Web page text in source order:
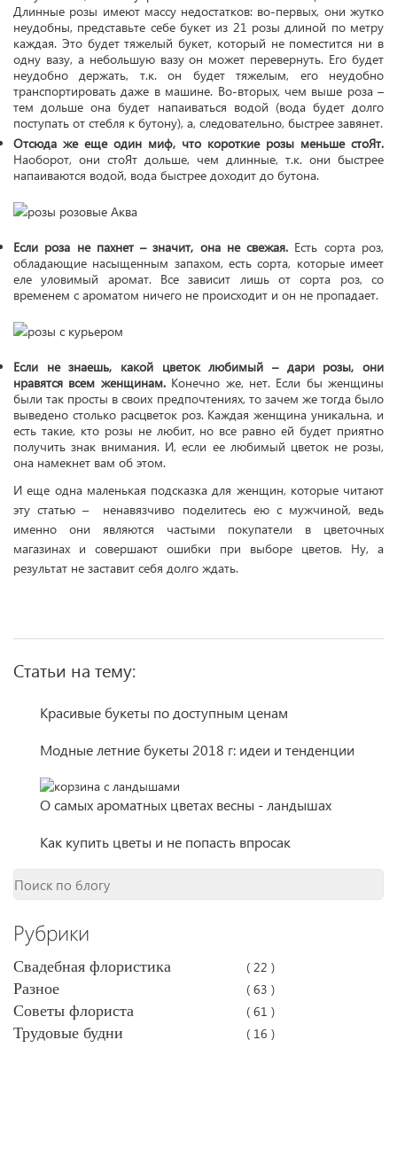
Длинные розы имеют массу недостатков: во-первых, они жутко
неудобны, представьте себе букет из 21 розы длиной по метру
каждая. Это будет тяжелый букет, который не поместится ни в
одну вазу, а небольшую вазу он может перевернуть. Его будет
неудобно держать, т.к. он будет тяжелым, его неудобно
транспортировать даже в машине. Во-вторых, чем выше роза –
тем дольше она будет напаиваться водой (вода будет долго
поступать от стебля к бутону), а, следовательно, быстрее завянет.
Отсюда же еще один миф, что короткие розы меньше стоЯт.
Наоборот, они стоЯт дольше, чем длинные, т.к. они быстрее
напаиваются водой, вода быстрее доходит до бутона.
Если роза не пахнет – значит, она не свежая. Есть сорта роз,
обладающие насыщенным запахом, есть сорта, которые имеет
еле уловимый аромат. Все зависит лишь от сорта роз, со
временем с ароматом ничего не происходит и он не пропадает.
Если не знаешь, какой цветок любимый – дари розы, они
нравятся всем женщинам.Конечно же, нет. Если бы женщины
были так просты в своих предпочтениях, то зачем же тогда было
выведено столько расцветок роз. Каждая женщина уникальна, и
есть такие, кто розы не любит, но все равно ей будет приятно
получить знак внимания. И, если ее любимый цветок не розы,
она намекнет вам об этом.
И еще одна маленькая подсказка для женщин, которые читают
эту статью – ненавязчиво поделитесь ею с мужчиной, ведь
именно они являются частыми покупатели в цветочных
магазинах и совершают ошибки при выборе цветов. Ну, а
результат не заставит себя долго ждать.
Статьи на тему:
Красивые букеты по доступным ценам
Модные летние букеты 2018 г: идеи и тенденции
О самых ароматных цветах весны - ландышах
Как купить цветы и не попасть впросак
Рубрики
Свадебная флористика ( 22 )
Разное ( 63 )
Советы флориста ( 61 )
Трудовые будни ( 16 )